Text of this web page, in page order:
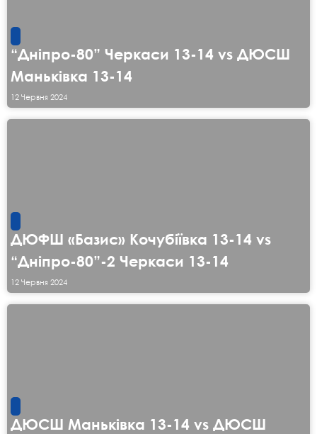
“Дніпро-80” Черкаси 13-14 vs ДЮСШ
Маньківка 13-14
12 Червня 2024
ДЮФШ «Базис» Кочубіївка 13-14 vs
“Дніпро-80”-2 Черкаси 13-14
12 Червня 2024
ДЮСШ Маньківка 13-14 vs ДЮСШ